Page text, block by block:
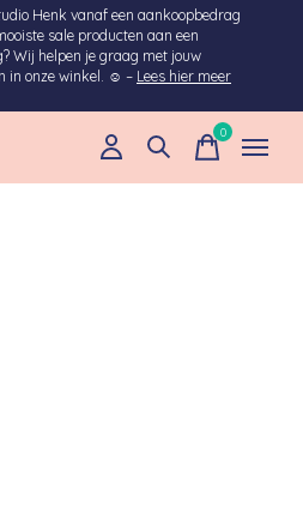
Henk vanaf een aankoopbedrag
sale producten aan een
Wij helpen je graag met jouw
in onze winkel. ☺ – Lees hier meer
0items